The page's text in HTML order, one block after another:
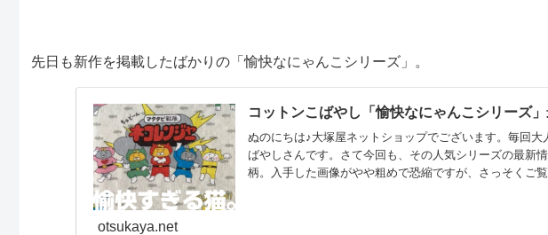
先日も新作を掲載したばかりの「愉快なにゃんこシリーズ」。
コットンこばやし「愉快なにゃんこシリーズ」
ぬのにちは♪大塚屋ネットショップでございます。毎回
ばやしさんです。さて今回も、その人気シリーズの最新
柄。入手した画像がやや粗めで恐縮ですが、さっそくご
otsukaya.net